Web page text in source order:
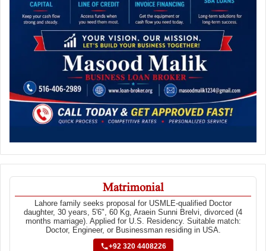
Matrimonial
Lahore family seeks proposal for USMLE-qualified Doctor
daughter, 30 years, 5'6", 60 Kg, Araein Sunni Brelvi, divorced (4
months marriage). Applied for U.S. Residency. Suitable match:
Doctor, Engineer, or Businessman residing in USA.
+92 320 4408226